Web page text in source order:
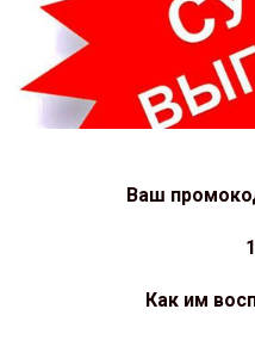
Ваш
Как им